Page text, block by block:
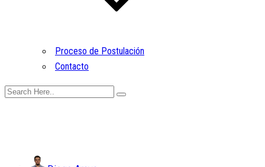
Proceso de Postulación
Contacto